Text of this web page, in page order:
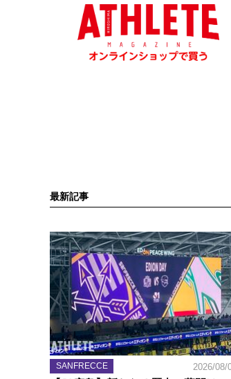
最新記事
SANFRECCE 2026/08/